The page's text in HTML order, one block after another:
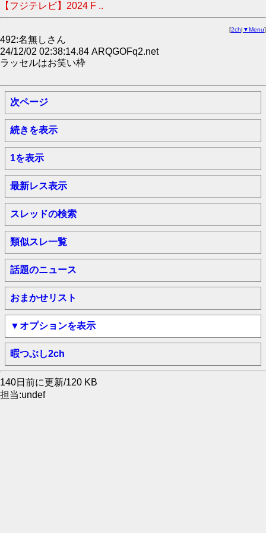
【フジテレビ】2024 F ..
[2ch| ▼Menu]
492:名無しさん
24/12/02 02:38:14.84 ARQGOFq2.net
ラッセルはお笑い枠
次ページ
続きを表示
1を表示
最新レス表示
スレッドの検索
類似スレ一覧
話題のニュース
おまかせリスト
▼オプションを表示
暇つぶし2ch
140日前に更新/120 KB
担当:undef